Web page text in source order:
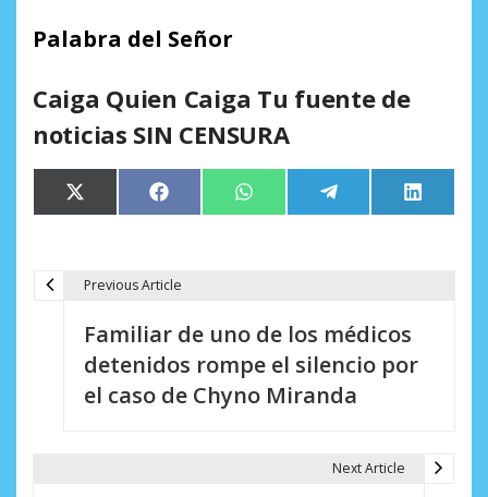
Palabra del Señor
Caiga Quien Caiga Tu fuente de
noticias SIN CENSURA
Compartir
en
X
(Twitter)
Compartir
en
Facebook Compartir
en
WhatsApp Compartir
en
Telegram
en
LinkedIn
Previous Article
Familiar de uno de los médicos
detenidos rompe el silencio por
el caso de Chyno Miranda
Next Article